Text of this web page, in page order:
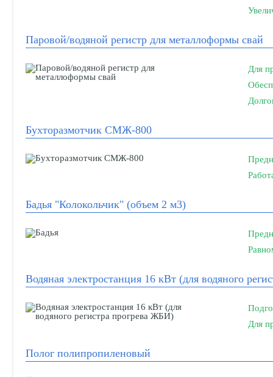
Паровой/водяной регистр для металлоформы свай
Для
Бухторазмотчик СМЖ-800
Бадья "Колокольчик" (объем 2 м3)
Водяная электростанция 16 кВт (для водяного
Для
Полог полипропиленовый